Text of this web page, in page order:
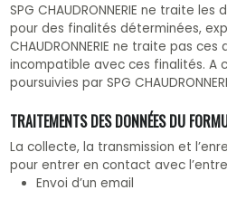
SPG CHAUDRONNERIE ne traite
pour des finalités déterminées,
CHAUDRONNERIE ne traite pas
incompatible avec ces finalités. A
poursuivies par SPG
TRAITEMENTS DES DONNÉES DU
La collecte, la transmission et
pour entrer en contact avec
Envoi d’un email